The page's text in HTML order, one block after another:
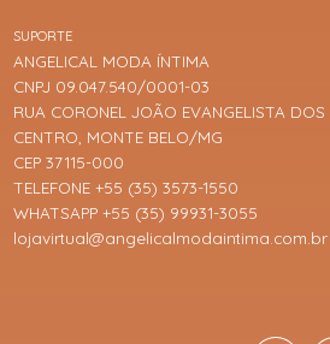
SUPORTE
ANGELICAL MODA ÍNTIMA
CNPJ 09.047.540/0001-03
RUA CORONEL JOÃO EVANGELISTA
CENTRO, MONTE BELO/MG
CEP 37115-000
TELEFONE +55 (35) 3573-1550
WHATSAPP +55 (35) 99931-3055
lojavirtual@angelicalmodaintima.com.br